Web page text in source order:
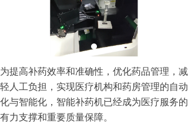
为提高补药效率和准确性，优化药品管理，减
轻人工负担，实现医疗机构和药房管理的自动
化与智能化，智能补药机已经成为医疗服务的
有力支撑和重要质量保障。